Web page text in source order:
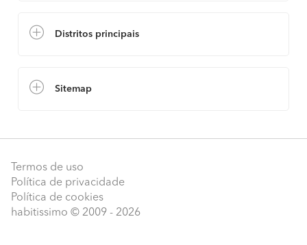
Distritos principais
Sitemap
Termos de uso
Política de privacidade
Política de cookies
habitissimo © 2009 - 2026